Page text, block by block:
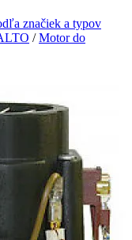
značiek a typov
/ Motor do